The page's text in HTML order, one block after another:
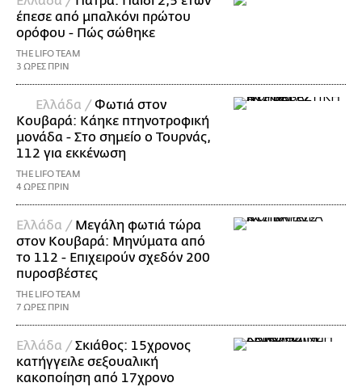
έπεσε από μπαλκόνι πρώτου
ορόφου - Πώς σώθηκε
THE LIFO TEAM
3 ΩΡΕΣ ΠΡΙΝ
Ελλάδα / Φωτιά στον
Κουβαρά: Κάηκε πτηνοτροφική
μονάδα - Στο σημείο ο Τουρνάς,
112 για εκκένωση
THE LIFO TEAM
4 ΩΡΕΣ ΠΡΙΝ
Ελλάδα / Μεγάλη φωτιά τώρα
στον Κουβαρά: Μηνύματα από
το 112 - Επιχειρούν σχεδόν 200
πυροσβέστες
THE LIFO TEAM
7 ΩΡΕΣ ΠΡΙΝ
Ελλάδα / Σκιάθος: 15χρονος
κατήγγειλε σεξουαλική
κακοποίηση από 17χρονο